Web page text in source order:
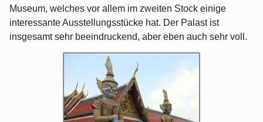
Museum, welches vor allem im zweiten Stock einige
interessante Ausstellungsstücke hat. Der Palast ist
insgesamt sehr beeindruckend, aber eben auch sehr voll.